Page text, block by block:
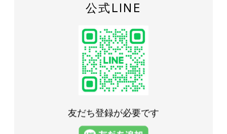
公式LINE
友だち登録が必要です